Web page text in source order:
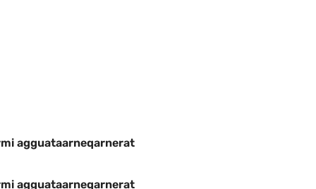
agguataarneqarnerat
agguataarneqarnerat